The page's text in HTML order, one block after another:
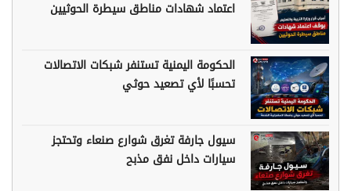
اعتماد شهادات مناطق سيطرة الحوثيين
الحكومة اليمنية تستنفر شبكات الاتصالات
تحسبًا لأي تصعيد حوثي
سيول جارفة تغرق شوارع صنعاء وتحتجز
سيارات داخل نفق مذبح